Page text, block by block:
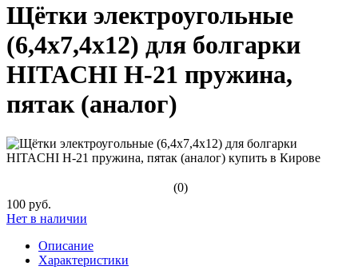
Щётки электроугольные
(6,4x7,4x12) для болгарки
HITACHI Н-21 пружина,
пятак (аналог)
(0)
100 руб.
Нет в наличии
Описание
Характеристики